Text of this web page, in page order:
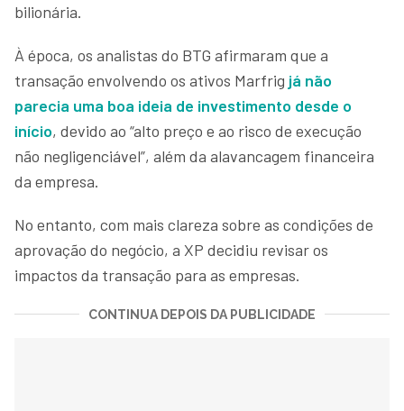
bilionária.
À época, os analistas do BTG afirmaram que a
transação envolvendo os ativos Marfrig já não
parecia uma boa ideia de investimento desde o
início, devido ao “alto preço e ao risco de execução
não negligenciável”, além da alavancagem financeira
da empresa.
No entanto, com mais clareza sobre as condições de
aprovação do negócio, a XP decidiu revisar os
impactos da transação para as empresas.
CONTINUA DEPOIS DA PUBLICIDADE